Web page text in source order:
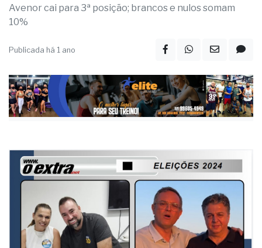
Avenor cai para 3ª posição; brancos e nulos somam
10%
Publicada há 1 ano